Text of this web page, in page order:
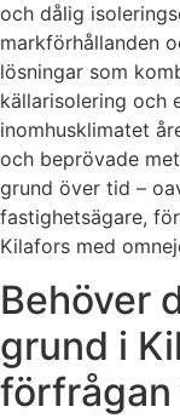
och dålig
markförhållanden
lösningar som
källarisolering
inomhusklimatet
och beprövade
grund över tid –
fastighetsägare,
Kilafors med
Behöver
grund i